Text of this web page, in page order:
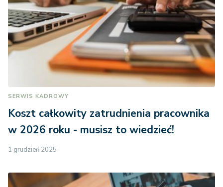
SERWIS KADROWY
Koszt całkowity zatrudnienia pracownika
w 2026 roku - musisz to wiedzieć!
1 grudzień 2025